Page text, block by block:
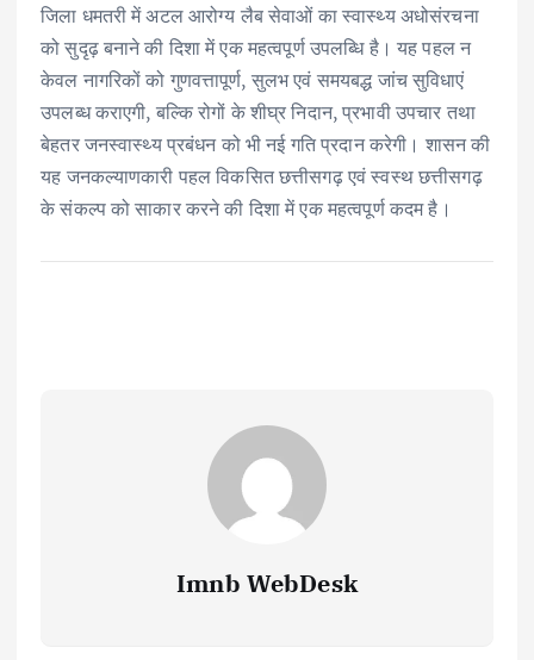
जिला धमतरी में अटल आरोग्य लैब सेवाओं का स्वास्थ्य अधोसंरचना
को सुदृढ़ बनाने की दिशा में एक महत्वपूर्ण उपलब्धि है। यह पहल न
केवल नागरिकों को गुणवत्तापूर्ण, सुलभ एवं समयबद्ध जांच सुविधाएं
उपलब्ध कराएगी, बल्कि रोगों के शीघ्र निदान, प्रभावी उपचार तथा
बेहतर जनस्वास्थ्य प्रबंधन को भी नई गति प्रदान करेगी। शासन की
यह जनकल्याणकारी पहल विकसित छत्तीसगढ़ एवं स्वस्थ छत्तीसगढ़
के संकल्प को साकार करने की दिशा में एक महत्वपूर्ण कदम है।
Imnb WebDesk